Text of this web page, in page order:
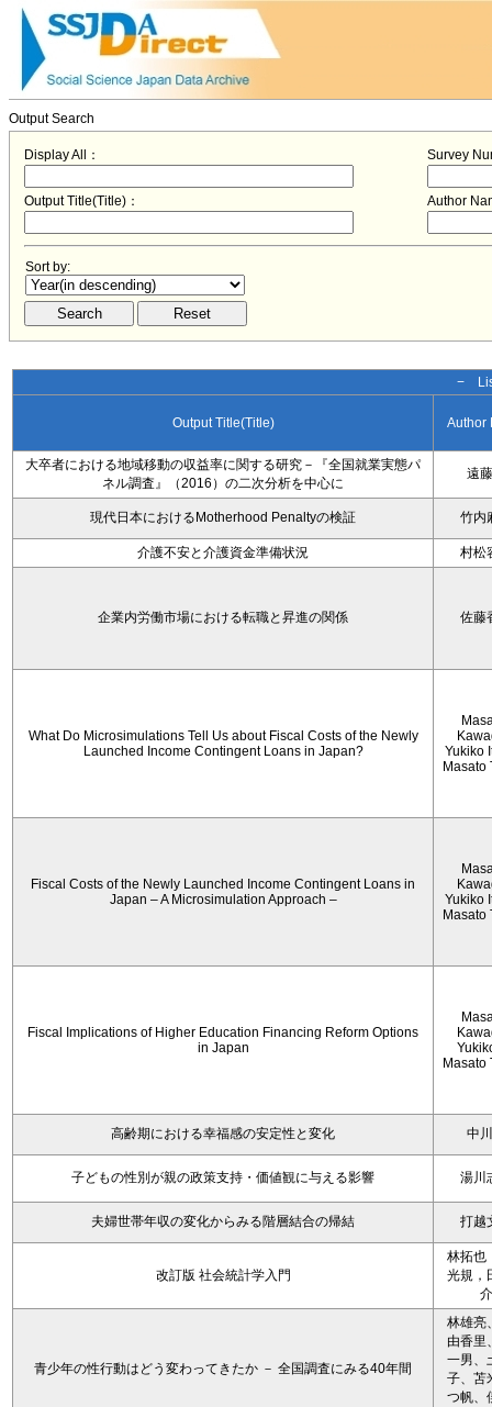
Output Search
Display All： Survey
Output Title(Title)： Author
Sort by:
−
Output Title(Title) Author
大卒者における地域移動の収益率に関する研究－『全国就業実態パ
ネル調査』（2016）の二次分析を中心に
遠
現代日本におけるMotherhood Penaltyの検証 竹内
介護不安と介護資金準備状況 村松
企業内労働市場における転職と昇進の関係 佐藤
What Do Microsimulations Tell Us about Fiscal Costs of the Newly
Launched Income Contingent Loans in Japan?
Yukiko
Masato
Fiscal Costs of the Newly Launched Income Contingent Loans in
Japan – A Microsimulation Approach –
Yukiko
Masato
Fiscal Implications of Higher Education Financing Reform Options
in Japan
Masato
高齢期における幸福感の安定性と変化 中
子どもの性別が親の政策支持・価値観に与える影響 湯川
夫婦世帯年収の変化からみる階層結合の帰結 打越
改訂版 社会統計学入門
林拓也
光規，
介
青少年の性行動はどう変わってきたか － 全国調査にみる40年間
林雄亮
由香里
一男、
子、苫
つ帆、